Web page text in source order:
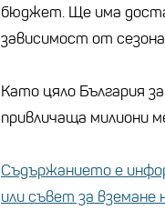
бюджет. Ще има
зависимост от
Като цяло България
привличаща милиони
Съдържанието е
или съвет за вземане